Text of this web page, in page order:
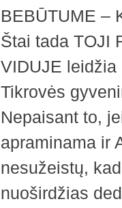
BEBŪTUME –
Štai tada TOJI
VIDUJE
Tikrovės
Nepaisant to,
apraminama ir
nesužeistų,
nuoširdžias